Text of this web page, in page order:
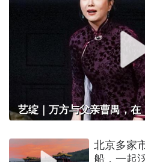
艺绽｜万方与父亲曹禺，在
北京多家
船，一起